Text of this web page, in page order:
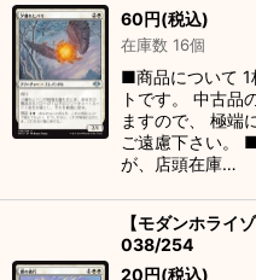
60円(税込)
在庫数 16個
■商品について 1
トです。 中古品
ますので、 極端
ご遠慮下さい。
が、店頭在庫…
【モダンホラ
038/254
20円(税込)